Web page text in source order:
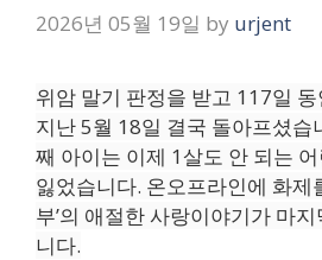
2026년 05월 19일 by urjent
위암 말기 판정을 받고 117일
지난 5월 18일 결국 돌아프셨습
째 아이는 이제 1살도 안 되는
잃었습니다. 온오프라인에 화제
부’의 애절한 사랑이야기가 마
니다.